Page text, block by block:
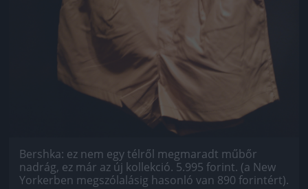
Bershka: ez nem egy télről megmaradt műbőr
nadrág, ez már az új kollekció. 5.995 forint. (a New
Yorkerben megszólalásig hasonló van 890 forintért).